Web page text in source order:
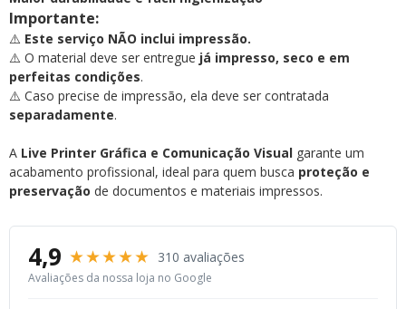
Importante:
⚠️ Este serviço NÃO inclui impressão.
⚠️ O material deve ser entregue já impresso, seco e em
perfeitas condições.
⚠️ Caso precise de impressão, ela deve ser contratada
separadamente.
A Live Printer Gráfica e Comunicação Visual garante um
acabamento profissional, ideal para quem busca proteção e
preservação de documentos e materiais impressos.
4,9 ★★★★★ 310 avaliações
Avaliações da nossa loja no Google